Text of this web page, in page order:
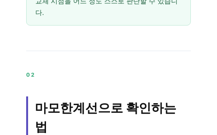
다.
02
마모한계선으로 확인하는
법